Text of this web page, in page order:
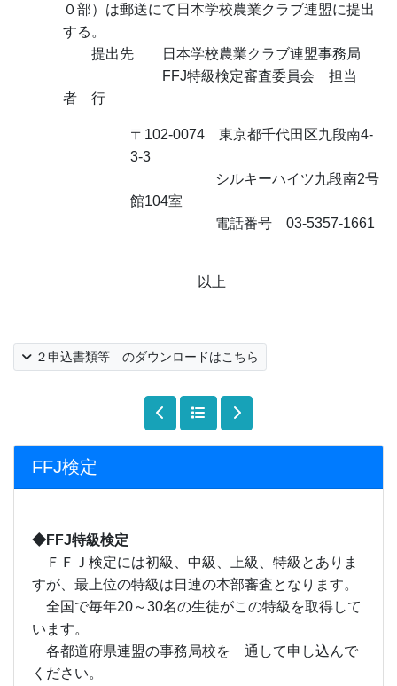
０部）は郵送にて日本学校農業クラブ連盟に提出
する。
提出先 日本学校農業クラブ連盟事務局
FFJ特級検定審査委員会 担当
者 行
〒 102-0074 東京都千代田区九段南4-
3-3
シルキーハイツ九段南2号
館104室
電話番号03-5357-1661
以上
２申込書類等 のダウンロードはこちら
FFJ検定
◆FFJ特級検定
ＦＦＪ検定には初級、中級、上級、特級とありま
すが、最上位の特級は日連の本部審査となります。
全国で毎年20～30名の生徒がこの特級を取得して
います。
各都道府県連盟の事務局校を 通して申し込んで
ください。